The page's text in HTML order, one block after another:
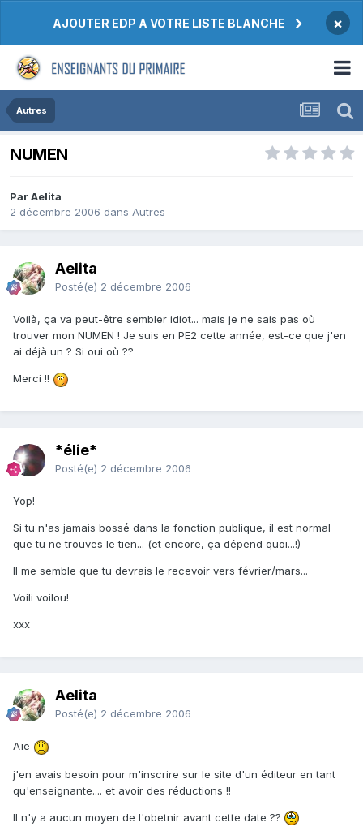
AJOUTER EDP A VOTRE LISTE BLANCHE ×
Autres
NUMEN
Par Aelita
2 décembre 2006 dans Autres
Aelita
Posté(e) 2 décembre 2006
Voilà, ça va peut-être sembler idiot... mais je ne sais pas où
trouver mon NUMEN ! Je suis en PE2 cette année, est-ce que j'en
ai déjà un ? Si oui où ??
Merci !!
*élie*
Posté(e) 2 décembre 2006
Yop!
Si tu n'as jamais bossé dans la fonction publique, il est normal
que tu ne trouves le tien... (et encore, ça dépend quoi...!)
Il me semble que tu devrais le recevoir vers février/mars...
Voili voilou!
xxx
Aelita
Posté(e) 2 décembre 2006
Aïe
j'en avais besoin pour m'inscrire sur le site d'un éditeur en tant
qu'enseignante.... et avoir des réductions !!
Il n'y a aucun moyen de l'obetnir avant cette date ??